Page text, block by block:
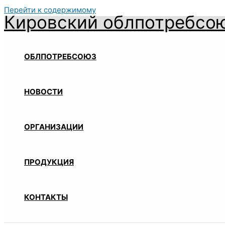
Перейти к содержимому
Кировский
ОБЛПОТРЕБСОЮЗ
НОВОСТИ
ОРГАНИЗАЦИИ
ПРОДУКЦИЯ
КОНТАКТЫ